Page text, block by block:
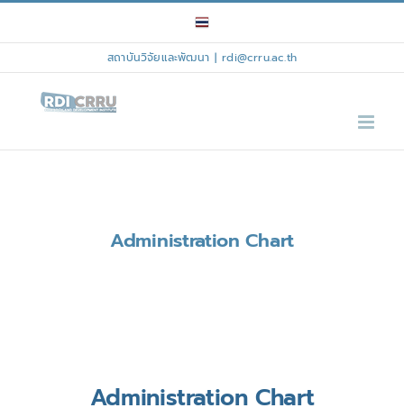
Skip
สถาบันวิจัยและพัฒนา | rdi@crru.ac.th
Administration Chart
Administration Chart